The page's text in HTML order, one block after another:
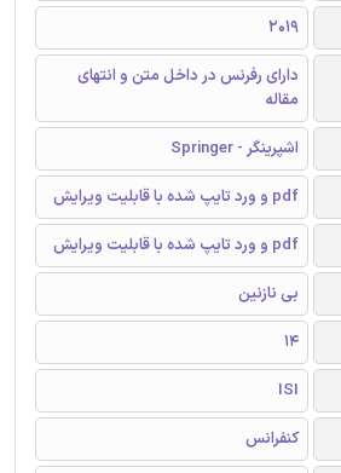
2019
دارای رفرنس در داخل متن و انتهای
مقاله
اشپرینگر - Springer
pdf و ورد تایپ شده با قابلیت ویرایش
pdf و ورد تایپ شده با قابلیت ویرایش
بی نازنین
14
ISI
کنفرانس